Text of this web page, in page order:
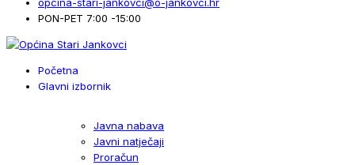
PON-PET 7:00 -15:00
Početna
Glavni izbornik
Javna nabava
Javni natječaji
Proračun